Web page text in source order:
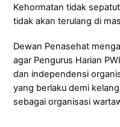
Kehormatan tidak
tidak akan terulang di
Dewan Penasehat
agar Pengurus Harian
dan independensi
yang berlaku demi
sebagai organisasi